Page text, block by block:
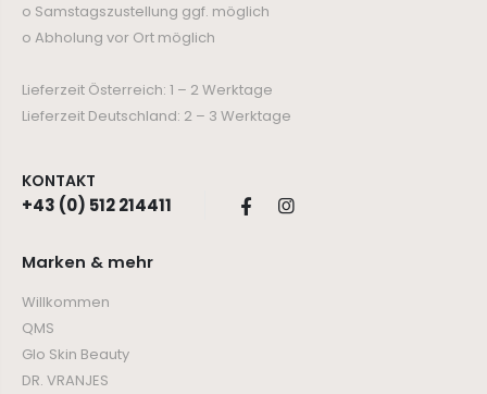
o Samstagszustellung ggf. möglich
o Abholung vor Ort möglich
Lieferzeit Österreich: 1 – 2 Werktage
Lieferzeit Deutschland: 2 – 3 Werktage
KONTAKT
+43 (0) 512 214411
Marken & mehr
Willkommen
QMS
Glo Skin Beauty
DR. VRANJES